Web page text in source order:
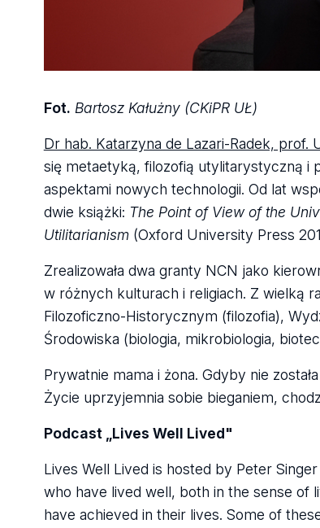
Fot. Bartosz Kałużny (CKiPR UŁ)
Dr hab. Katarzyna de Lazari-Radek, prof.
się metaetyką, filozofią utylitarystyczną i
aspektami nowych technologii. Od lat
dwie książki: The Point of View of the
Utilitarianism(Oxford University Press
Zrealizowała dwa granty NCN jako
w różnych kulturach i religiach. Z wielką
Filozoficzno-Historycznym (filozofia),
Środowiska (biologia, mikrobiologia,
Prywatnie mama i żona. Gdyby nie
Życie uprzyjemnia sobie bieganiem,
Podcast „Lives Well Lived"
Lives Well Lived is hosted by Peter
who have lived well, both in the sense of
have achieved in their lives. Some of